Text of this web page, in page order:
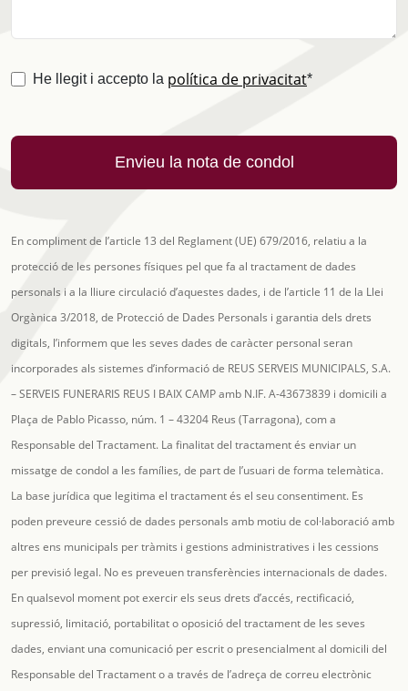
He llegit i accepto la política de privacitat*
(obligatori)
En compliment de l’article 13 del Reglament (UE) 679/2016, relatiu a la
protecció de les persones físiques pel que fa al tractament de dades
personals i a la lliure circulació d’aquestes dades, i de l’article 11 de la Llei
Orgànica 3/2018, de Protecció de Dades Personals i garantia dels drets
digitals, l’informem que les seves dades de caràcter personal seran
incorporades als sistemes d’informació de REUS SERVEIS MUNICIPALS, S.A.
– SERVEIS FUNERARIS REUS I BAIX CAMP amb N.IF. A-43673839 i domicili a
Plaça de Pablo Picasso, núm. 1 – 43204 Reus (Tarragona), com a
Responsable del Tractament. La finalitat del tractament és enviar un
missatge de condol a les famílies, de part de l’usuari de forma telemàtica.
La base jurídica que legitima el tractament és el seu consentiment. Es
poden preveure cessió de dades personals amb motiu de col·laboració amb
altres ens municipals per tràmits i gestions administratives i les cessions
per previsió legal. No es preveuen transferències internacionals de dades.
En qualsevol moment pot exercir els seus drets d’accés, rectificació,
supressió, limitació, portabilitat o oposició del tractament de les seves
dades, enviant una comunicació per escrit o presencialment al domicili del
Responsable del Tractament o a través de l’adreça de correu electrònic